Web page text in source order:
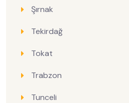
Şırnak
Tekirdağ
Tokat
Trabzon
Tunceli